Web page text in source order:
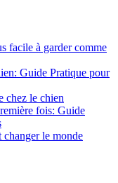
facile à garder comme
Guide Pratique pour
chez le chien
fois: Guide
le monde